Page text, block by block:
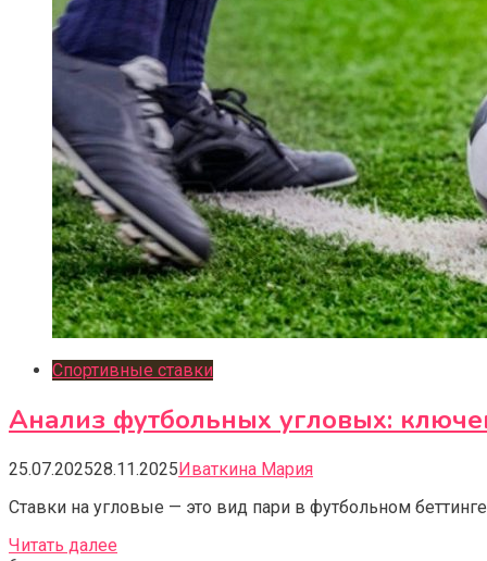
Спортивные ставки
Анализ футбольных угловых:
25.07.202528.11.2025Иваткина Мария
Ставки на угловые — это вид пари в футбольном
Читать далее